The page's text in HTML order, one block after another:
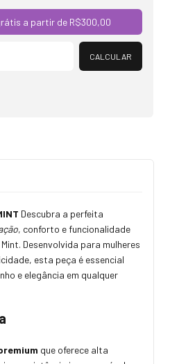
a partir de R$300,00
CALCULAR
Descubra a perfeita
, conforto e funcionalidade
Desenvolvida para mulheres
esta peça é essencial
e elegância em qualquer
que oferece alta